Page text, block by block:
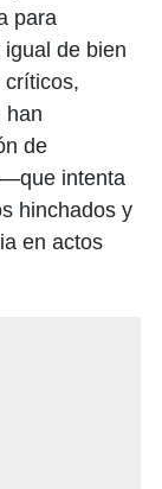
para
de bien
críticos,
han
de
—que intenta
hinchados y
en actos